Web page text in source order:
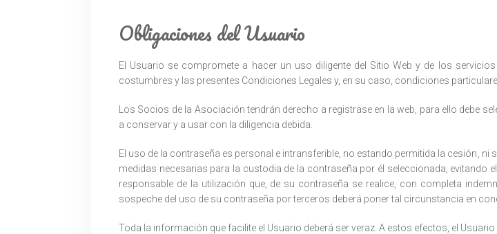
Obligaciones del Usuario
El Usuario se compromete a hacer un uso diligente del Sitio Web y de los
costumbres y las presentes Condiciones Legales y, en su caso, condiciones
Los Socios de la Asociación tendrán derecho a registrase en la web, para ello debe
a conservar y a usar con la diligencia debida.
El uso de la contraseña es personal e intransferible, no estando permitida la cesión,
medidas necesarias para la custodia de la contraseña por él seleccionada, evitando
responsable de la utilización que, de su contraseña se realice, con completa
sospeche del uso de su contraseña por terceros deberá poner tal circunstancia en
Toda la información que facilite el Usuario deberá ser veraz. A estos efectos, el